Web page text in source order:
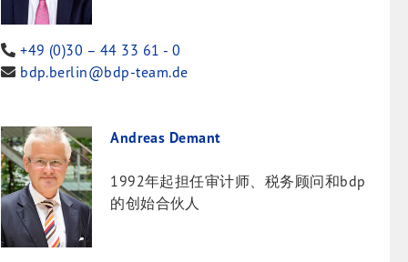
+49 (0)30 – 44 33 61 - 0
bdp.berlin@bdp-team.de
Andreas Demant
1992年起担任审计师、税务顾问和bdp
的创始合伙人